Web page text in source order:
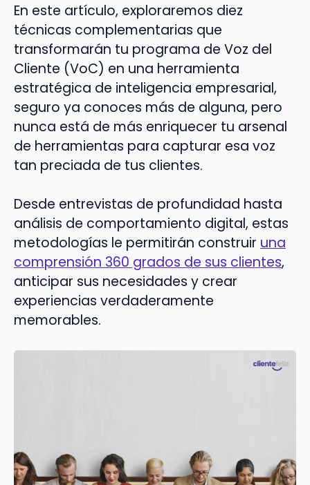
En este artículo, exploraremos diez
técnicas complementarias que
transformarán tu programa de Voz del
Cliente (VoC) en una herramienta
estratégica de inteligencia empresarial,
seguro ya conoces más de alguna, pero
nunca está de más enriquecer tu arsenal
de herramientas para capturar esa voz
tan preciada de tus clientes.
Desde entrevistas de profundidad hasta
análisis de comportamiento digital, estas
metodologías le permitirán construir una
comprensión 360 grados de sus clientes,
anticipar sus necesidades y crear
experiencias verdaderamente
memorables.